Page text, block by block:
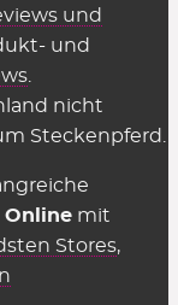
und
und
nicht
Steckenpferd.
Online mit
Stores,